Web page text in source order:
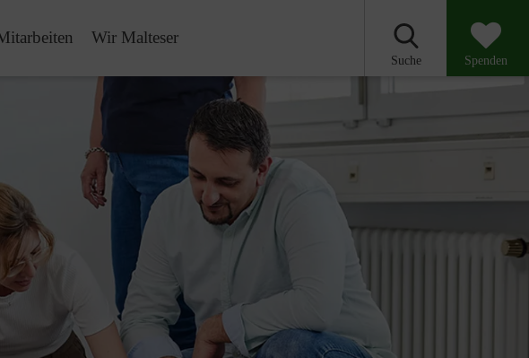
Wir Malteser
Suche Spenden